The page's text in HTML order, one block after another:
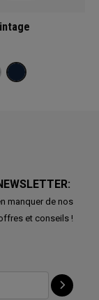
manquer de nos
et conseils !